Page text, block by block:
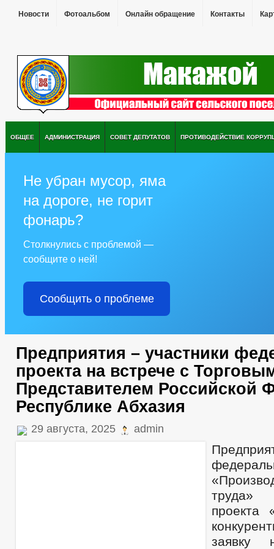
Новости Фотоальбом Онлайн обращение Контакты
ОБЩЕЕ АДМИНИСТРАЦИЯ СОВЕТ ДЕПУТАТОВ ПРОТИВОДЕЙСТВИЕ
Не убран мусор, яма
на дороге, не горит
фонарь?
Столкнулись с проблемой —
сообщите о ней!
Сообщить о проблеме
Предприятия – участники
проекта на встрече с
Представителем Российской
Республике Абхазия
29 августа, 2025 admin
труда»
проекта
заявку